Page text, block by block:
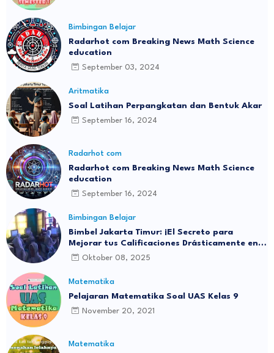
Bimbingan Belajar
Radarhot com Breaking News Math Science
education
September 03, 2024
Aritmatika
Soal Latihan Perpangkatan dan Bentuk Akar
September 16, 2024
Radarhot com
Radarhot com Breaking News Math Science
education
September 16, 2024
Bimbingan Belajar
Bimbel Jakarta Timur: ¡El Secreto para
Mejorar tus Calificaciones Drásticamente en 3
Meses!Oktober 08, 2025
Matematika
Pelajaran Matematika Soal UAS Kelas 9
November 20, 2021
Matematika